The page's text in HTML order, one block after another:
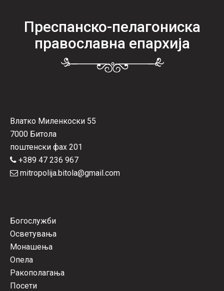
Преспанско-пелагониска
православна епархија
Влатко Миленкоски 55
7000 Битола
поштенски фах 201
+389 47 236 967
mitropolija.bitola@gmail.com
Богослужби
Осветувања
Монашења
Опела
Ракополагања
Посети